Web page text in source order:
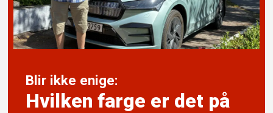
Blir ikke enige:
Hvilken farge er det på